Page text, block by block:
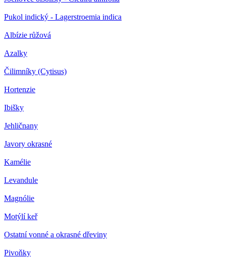
Pukol indický - Lagerstroemia indica
Albízie růžová
Azalky
Čilimníky (Cytisus)
Hortenzie
Ibišky
Jehličnany
Javory okrasné
Kamélie
Levandule
Magnólie
Motýlí keř
Ostatní vonné a okrasné dřeviny
Pivoňky